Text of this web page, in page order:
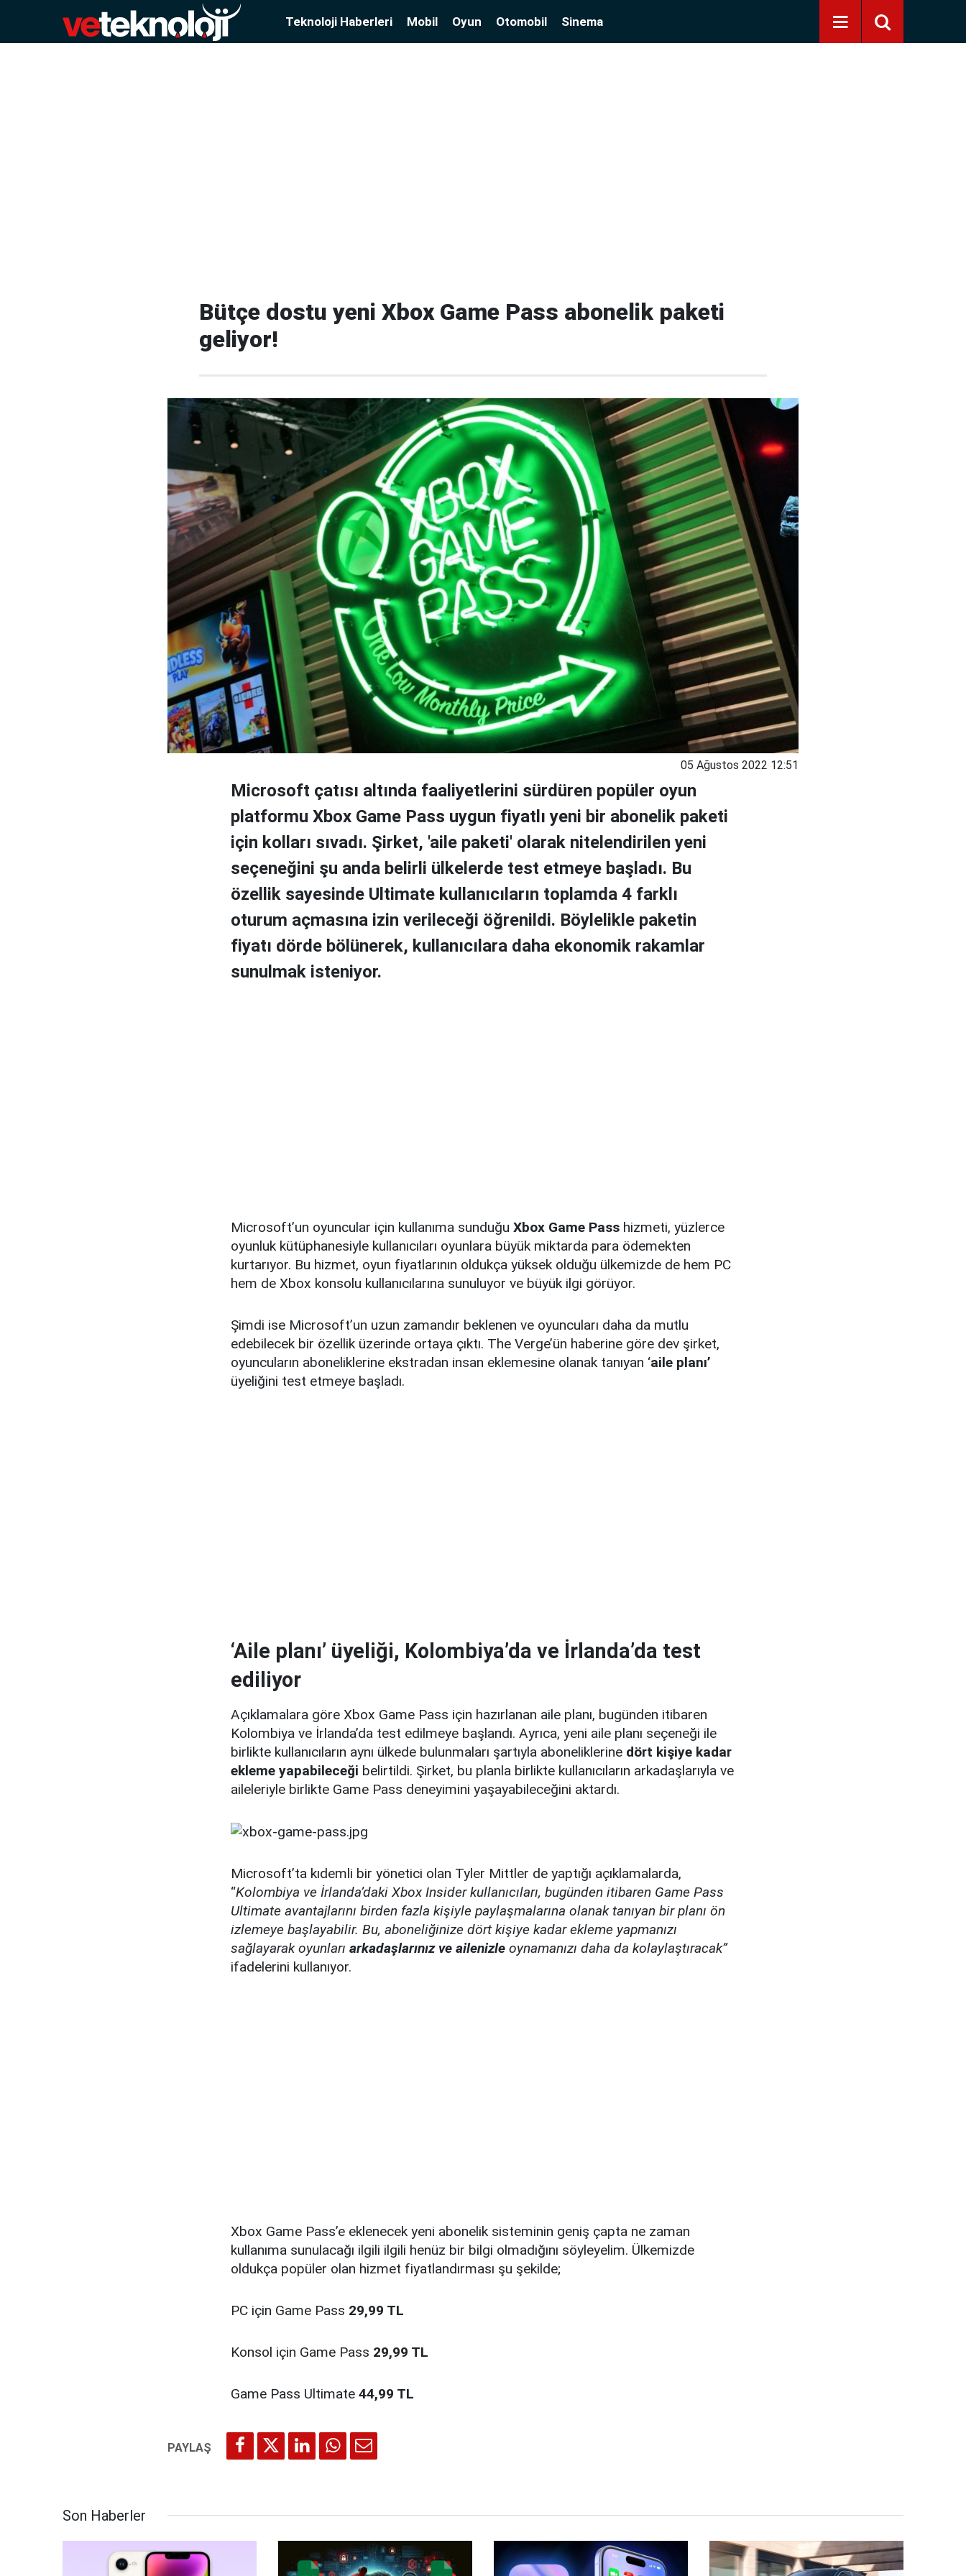
Teknoloji Haberleri Mobil Oyun Otomobil Sinema
Bütçe dostu yeni Xbox Game Pass abonelik paketi
geliyor!
05 Ağustos 2022 12:51
Microsoft çatısı altında faaliyetlerini sürdüren popüler oyun
platformu Xbox Game Pass uygun fiyatlı yeni bir abonelik paketi
için kolları sıvadı. Şirket, 'aile paketi' olarak nitelendirilen yeni
seçeneğini şu anda belirli ülkelerde test etmeye başladı. Bu
özellik sayesinde Ultimate kullanıcıların toplamda 4 farklı
oturum açmasına izin verileceği öğrenildi. Böylelikle paketin
fiyatı dörde bölünerek, kullanıcılara daha ekonomik rakamlar
sunulmak isteniyor.
Microsoft’un oyuncular için kullanıma sunduğu Xbox Game Pass hizmeti, yüzlerce
oyunluk kütüphanesiyle kullanıcıları oyunlara büyük miktarda para ödemekten
kurtarıyor. Bu hizmet, oyun fiyatlarının oldukça yüksek olduğu ülkemizde de hem PC
hem de Xbox konsolu kullanıcılarına sunuluyor ve büyük ilgi görüyor.
Şimdi ise Microsoft’un uzun zamandır beklenen ve oyuncuları daha da mutlu
edebilecek bir özellik üzerinde ortaya çıktı. The Verge’ün haberine göre dev şirket,
oyuncuların aboneliklerine ekstradan insan eklemesine olanak tanıyan ‘aile planı’
üyeliğini test etmeye başladı.
‘Aile planı’ üyeliği, Kolombiya’da ve İrlanda’da test
ediliyor
Açıklamalara göre Xbox Game Pass için hazırlanan aile planı, bugünden itibaren
Kolombiya ve İrlanda’da test edilmeye başlandı. Ayrıca, yeni aile planı seçeneği ile
birlikte kullanıcıların aynı ülkede bulunmaları şartıyla aboneliklerine dört kişiye kadar
ekleme yapabileceği belirtildi. Şirket, bu planla birlikte kullanıcıların arkadaşlarıyla ve
aileleriyle birlikte Game Pass deneyimini yaşayabileceğini aktardı.
Microsoft’ta kıdemli bir yönetici olan Tyler Mittler de yaptığı açıklamalarda,
“Kolombiya ve İrlanda’daki Xbox Insider kullanıcıları, bugünden itibaren Game Pass
Ultimate avantajlarını birden fazla kişiyle paylaşmalarına olanak tanıyan bir planı ön
izlemeye başlayabilir. Bu, aboneliğinize dört kişiye kadar ekleme yapmanızı
sağlayarak oyunları arkadaşlarınız ve ailenizle oynamanızı daha da kolaylaştıracak”
ifadelerini kullanıyor.
Xbox Game Pass’e eklenecek yeni abonelik sisteminin geniş çapta ne zaman
kullanıma sunulacağı ilgili ilgili henüz bir bilgi olmadığını söyleyelim. Ülkemizde
oldukça popüler olan hizmet fiyatlandırması şu şekilde;
PC için Game Pass 29,99 TL
Konsol için Game Pass 29,99 TL
Game Pass Ultimate 44,99 TL
Son Haberler